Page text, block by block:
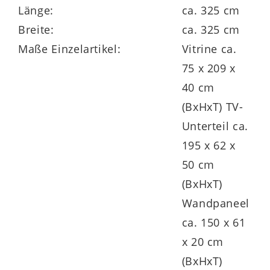
Die Interliving Wohnzimmer Serie 2025 ist
mit vielen
individuell kombinierbaren Einzelmöbeln.
Dabei sind die Schränke bereits
Länge:
ca. 325 cm
Breite:
ca. 325 cm
Maße Einzelartikel:
Vitrine ca.
75 x 209 x
40 cm
(BxHxT) TV-
Unterteil ca.
195 x 62 x
50 cm
(BxHxT)
Wandpaneel
ca. 150 x 61
x 20 cm
(BxHxT)